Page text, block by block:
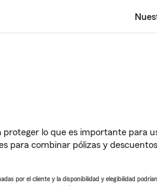
lo que es importante para
para combinar pólizas y
por el cliente y la disponibilidad y elegibilidad